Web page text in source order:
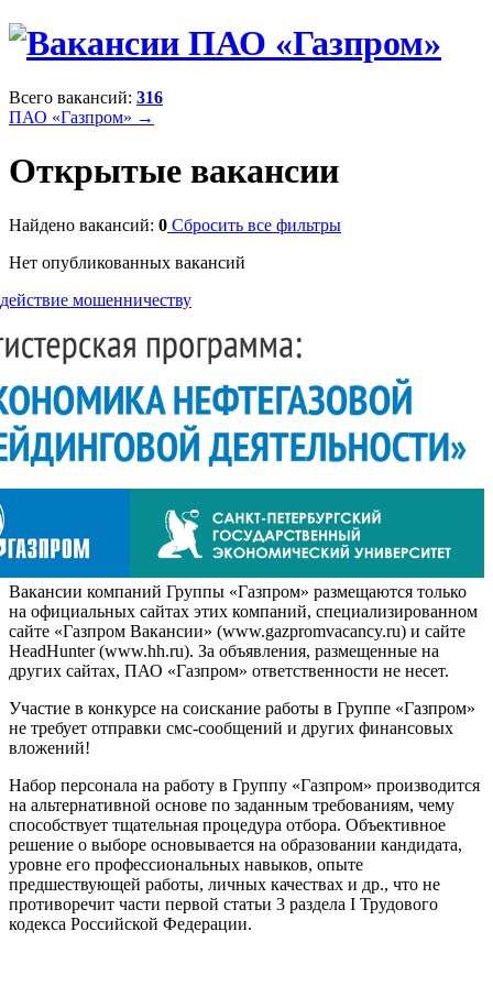
Всего вакансий: 316
ПАО «Газпром» →
Открытые вакансии
Найдено вакансий: 0 Сбросить все фильтры
Нет опубликованных вакансий
мошенничеству
Вакансии компаний Группы «Газпром» размещаются только
на официальных сайтах этих компаний, специализированном
сайте «Газпром Вакансии» (www.gazpromvacancy.ru) и сайте
HeadHunter (www.hh.ru). За объявления, размещенные на
других сайтах, ПАО «Газпром» ответственности не несет.
Участие в конкурсе на соискание работы в Группе «Газпром»
не требует отправки смс-сообщений и других финансовых
вложений!
Набор персонала на работу в Группу «Газпром» производится
на альтернативной основе по заданным требованиям, чему
способствует тщательная процедура отбора. Объективное
решение о выборе основывается на образовании кандидата,
уровне его профессиональных навыков, опыте
предшествующей работы, личных качествах и др., что не
противоречит части первой статьи 3 раздела I Трудового
кодекса Российской Федерации.